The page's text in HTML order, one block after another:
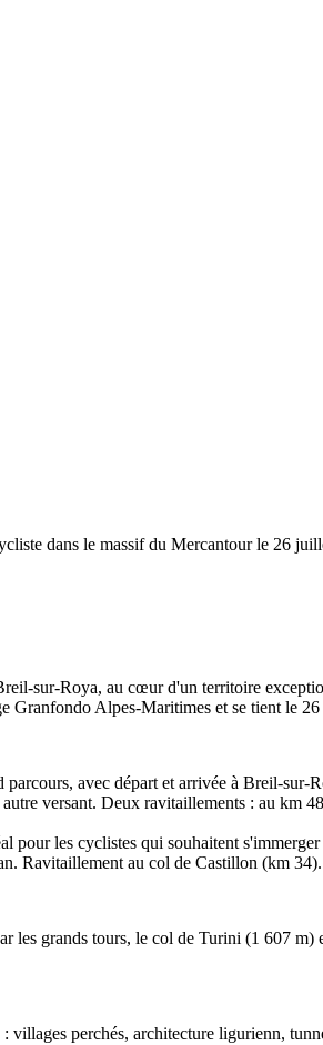
dans le massif du Mercantour le 26
sur-Roya, au cœur d'un territoire
Granfondo Alpes-Maritimes et se tient le
parcours, avec départ et arrivée à Breil-
versant. Deux ravitaillements : au km
pour les cyclistes qui souhaitent
Ravitaillement au col de Castillon (km 34).
grands tours, le col de Turini (1 607
perchés, architecture ligurienn,